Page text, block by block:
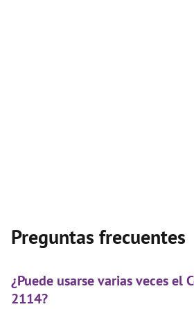
Preguntas frecuentes
¿Puede usarse varias veces el
2114?